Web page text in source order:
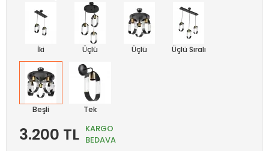
İki Üçlü Üçlü Üçlü Sıralı
Beşli Tek
3.200 TL KARGO
BEDAVA